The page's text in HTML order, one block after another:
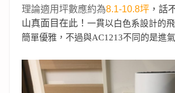
理論適用坪數應約為8.1-10.8坪 ，話
山真面目在此！ 一貫以白色系設計的
簡單優雅，不過與AC1213不同的是進